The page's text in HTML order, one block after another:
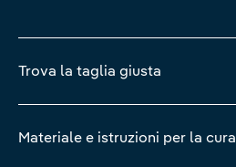
Trova la taglia giusta
Materiale e istruzioni per la cura